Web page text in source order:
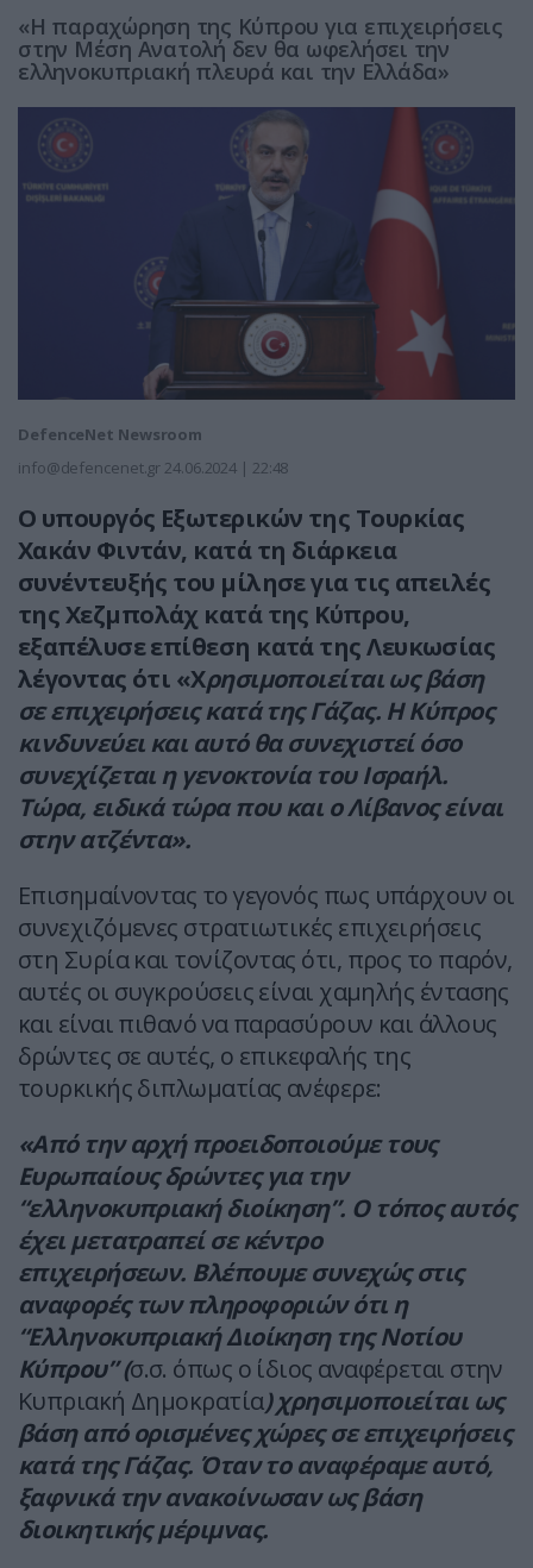
«Η παραχώρηση της Κύπρου για επιχειρήσεις
στην Μέση Ανατολή δεν θα ωφελήσει την
ελληνοκυπριακή πλευρά και την Ελλάδα»
DefenceNet Newsroom
info@defencenet.gr 24.06.2024 | 22:48
Ο υπουργός Εξωτερικών της Τουρκίας
Χακάν Φιντάν, κατά τη διάρκεια
συνέντευξής του μίλησε για τις απειλές
της Χεζμπολάχ κατά της Κύπρου,
εξαπέλυσε επίθεση κατά της Λευκωσίας
λέγοντας ότι «Χρησιμοποιείται ως βάση
σε επιχειρήσεις κατά της Γάζας. Η Κύπρος
κινδυνεύει και αυτό θα συνεχιστεί όσο
συνεχίζεται η γενοκτονία του Ισραήλ.
Τώρα, ειδικά τώρα που και ο Λίβανος είναι
στην ατζέντα».
Επισημαίνοντας το γεγονός πως υπάρχουν οι
συνεχιζόμενες στρατιωτικές επιχειρήσεις
στη Συρία και τονίζοντας ότι, προς το παρόν,
αυτές οι συγκρούσεις είναι χαμηλής έντασης
και είναι πιθανό να παρασύρουν και άλλους
δρώντες σε αυτές, ο επικεφαλής της
τουρκικής διπλωματίας ανέφερε:
«Από την αρχή προειδοποιούμε τους
Ευρωπαίους δρώντες για την
“ελληνοκυπριακή διοίκηση”. Ο τόπος αυτός
έχει μετατραπεί σε κέντρο
επιχειρήσεων. Βλέπουμε συνεχώς στις
αναφορές των πληροφοριών ότι η
“Ελληνοκυπριακή Διοίκηση της Νοτίου
Κύπρου” (σ.σ. όπως ο ίδιος αναφέρεται στην
Κυπριακή Δημοκρατία) χρησιμοποιείται ως
βάση από ορισμένες χώρες σε επιχειρήσεις
κατά της Γάζας. Όταν το αναφέραμε αυτό,
ξαφνικά την ανακοίνωσαν ως βάση
διοικητικής μέριμνας.